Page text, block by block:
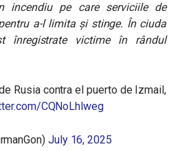
incendiu pe care serviciile de
a-l limita și stinge. În ciuda
înregistrate victime în rândul
contra el puerto de Izmail,
CQNoLhlweg
July 16, 2025